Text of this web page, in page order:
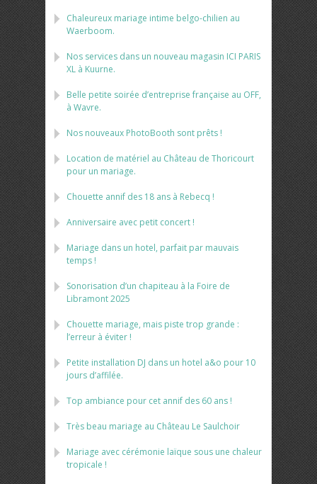
Chaleureux mariage intime belgo-chilien au
Waerboom.
Nos services dans un nouveau magasin ICI PARIS
XL à Kuurne.
Belle petite soirée d’entreprise française au OFF,
à Wavre.
Nos nouveaux PhotoBooth sont prêts !
Location de matériel au Château de Thoricourt
pour un mariage.
Chouette annif des 18 ans à Rebecq !
Anniversaire avec petit concert !
Mariage dans un hotel, parfait par mauvais
temps !
Sonorisation d’un chapiteau à la Foire de
Libramont 2025
Chouette mariage, mais piste trop grande :
l’erreur à éviter !
Petite installation DJ dans un hotel a&o pour 10
jours d’affilée.
Top ambiance pour cet annif des 60 ans !
Très beau mariage au Château Le Saulchoir
Mariage avec cérémonie laïque sous une chaleur
tropicale !